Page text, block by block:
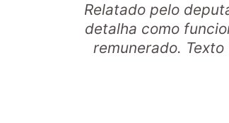
Relatado pelo
detalha como
remunerado.